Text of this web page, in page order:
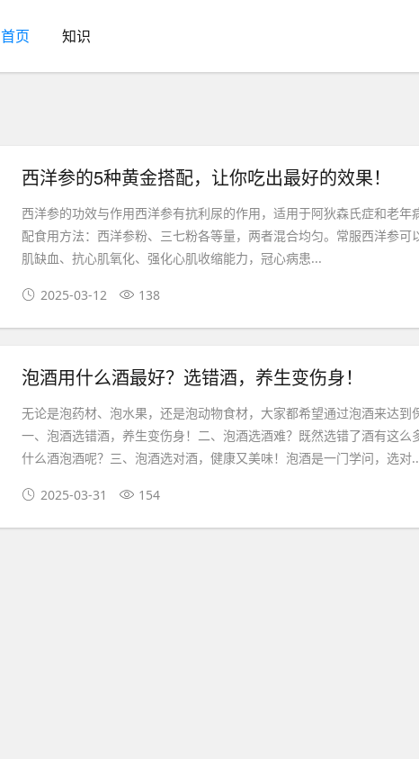
首页 知识
西洋参的5种黄金搭配，让你吃出最好的效果！
西洋参的功效与作用西洋参有抗利尿的作用，适用于阿狄森氏症和老年
配食用方法：西洋参粉、三七粉各等量，两者混合均匀。常服西洋参可
肌缺血、抗心肌氧化、强化心肌收缩能力，冠心病患...
2025-03-12 138
泡酒用什么酒最好？选错酒，养生变伤身！
无论是泡药材、泡水果，还是泡动物食材，大家都希望通过泡酒来达到
一、泡酒选错酒，养生变伤身！二、泡酒选酒难？既然选错了酒有这么
什么酒泡酒呢？三、泡酒选对酒，健康又美味！泡酒是一门学问，选对
2025-03-31 154